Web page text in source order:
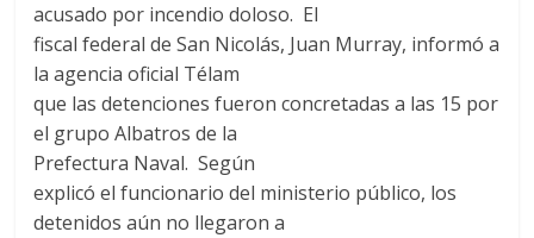
acusado por incendio doloso. El
fiscal federal de San Nicolás, Juan Murray, informó a
la agencia oficial Télam
que las detenciones fueron concretadas a las 15 por
el grupo Albatros de la
Prefectura Naval. Según
explicó el funcionario del ministerio público, los
detenidos aún no llegaron a